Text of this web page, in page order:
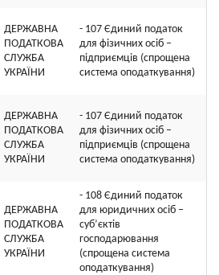
ДЕРЖАВНА
ПОДАТКОВА
СЛУЖБА
УКРАЇНИ
- 107 Єдиний податок
для фізичних осіб –
підприємців (спрощена
система оподаткування)
ДЕРЖАВНА
ПОДАТКОВА
СЛУЖБА
УКРАЇНИ
- 107 Єдиний податок
для фізичних осіб –
підприємців (спрощена
система оподаткування)
ДЕРЖАВНА
ПОДАТКОВА
СЛУЖБА
УКРАЇНИ
- 108 Єдиний податок
для юридичних осіб –
суб’єктів
господарювання
(спрощена система
оподаткування)